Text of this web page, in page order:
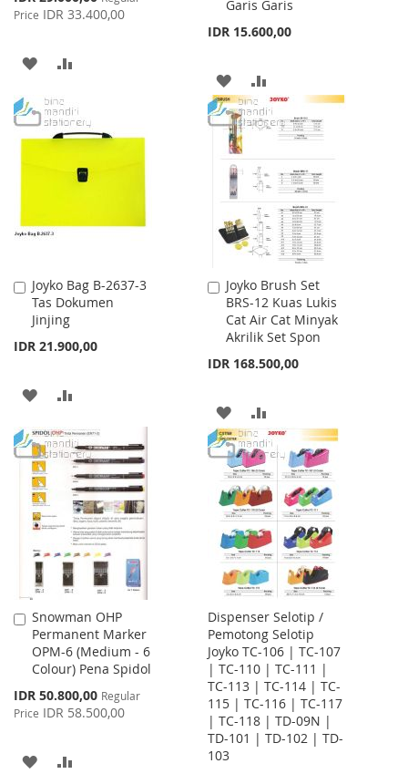
Price
Price IDR 33.400,00
ADD
WISHCOMPARE
Garis Garis
IDR 15.600,00
ADD
TO
WISH
LIST
TO
COMPARE
Joyko Bag B-2637-3
Tas Dokumen
Jinjing
IDR 21.900,00
Add
to
Cart
ADD
TO
WISH
LIST
COMPARE
Joyko Brush Set
BRS-12 Kuas Lukis
Cat Air Cat Minyak
Akrilik Set Spon
IDR 168.500,00
Add
to
Cart
ADD
TO
WISH
LIST
TO
COMPARE
Snowman OHP
Permanent Marker
OPM-6 (Medium - 6
Colour) Pena Spidol
Special
Price
IDR 50.800,00 Regular
Price IDR 58.500,00
Add
to
Cart
ADD
Dispenser Selotip /
Pemotong Selotip
Joyko TC-106 | TC-107
| TC-110 | TC-111 |
TC-113 | TC-114 | TC-
115 | TC-116 | TC-117
| TC-118 | TD-09N |
TD-101 | TD-102 | TD-
103